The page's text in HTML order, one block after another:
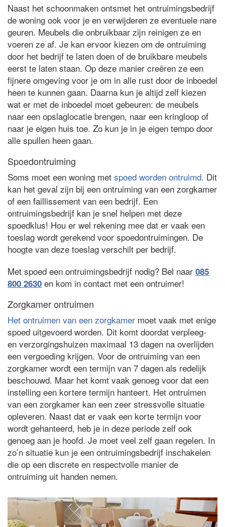
Naast het schoonmaken ontsmet het ontruimingsbedrijf
de woning ook voor je en verwijderen ze eventuele nare
geuren. Meubels die onbruikbaar zijn reinigen ze en
voeren ze af. Je kan ervoor kiezen om de ontruiming
door het bedrijf te laten doen of de bruikbare meubels
eerst te laten staan. Op deze manier creëren ze een
fijnere omgeving voor je om in alle rust door de inboedel
heen te kunnen gaan. Daarna kun je altijd zelf kiezen
wat er met de inboedel moet gebeuren: de meubels
naar een opslaglocatie brengen, naar een kringloop of
naar je eigen huis toe. Zo kun je in je eigen tempo door
alle spullen heen gaan.
Spoedontruiming
Soms moet een woning met spoed worden ontruimd. Dit
kan het geval zijn bij een ontruiming van een zorgkamer
of een faillissement van een bedrijf. Een
ontruimingsbedrijf kan je snel helpen met deze
spoedklus! Hou er wel rekening mee dat er vaak een
toeslag wordt gerekend voor spoedontruimingen. De
hoogte van deze toeslag verschilt per bedrijf.
Met spoed een ontruimingsbedrijf nodig? Bel naar 085
800 2630 en kom in contact met een ontruimer!
Zorgkamer ontruimen
Het ontruimen van een zorgkamer moet vaak met enige
spoed uitgevoerd worden. Dit komt doordat verpleeg-
en verzorgingshuizen maximaal 13 dagen na overlijden
een vergoeding krijgen. Voor de ontruiming van een
zorgkamer wordt een termijn van 7 dagen als redelijk
beschouwd. Maar het komt vaak genoeg voor dat een
instelling een kortere termijn hanteert. Het ontruimen
van een zorgkamer kan een zeer stressvolle situatie
opleveren. Naast dat er vaak een korte termijn voor
wordt gehanteerd, heb je in deze periode zelf ook
genoeg aan je hoofd. Je moet veel zelf gaan regelen. In
zo’n situatie kun je een ontruimingsbedrijf inschakelen
die op een discrete en respectvolle manier de
ontruiming uit handen nemen.